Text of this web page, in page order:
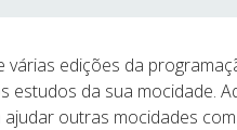
edições da
estudos da sua mocidade.
outras mocidades